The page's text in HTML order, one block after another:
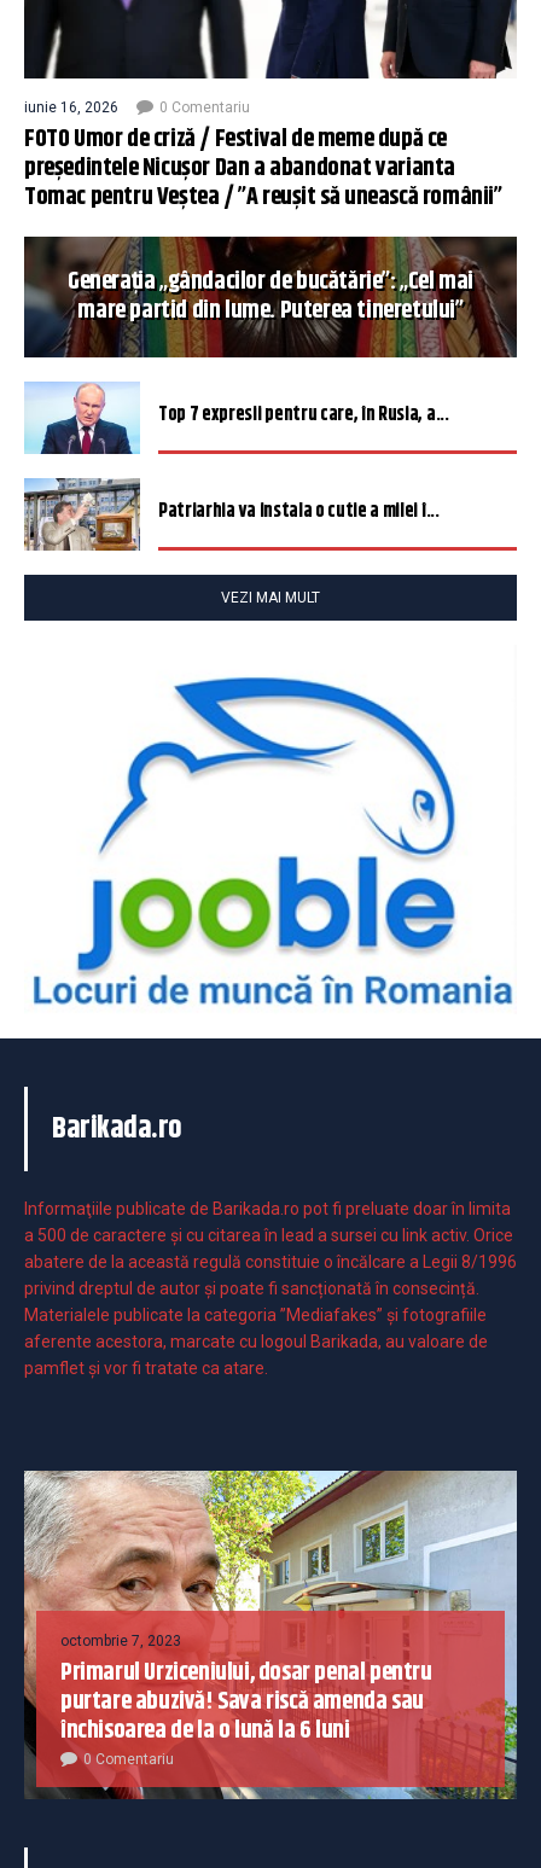
iunie 16, 2026 0 Comentariu
FOTO Umor de criză / Festival de meme după ce
președintele Nicușor Dan a abandonat varianta
Tomac pentru Veștea / ”A reușit să unească românii”
Generația „gândacilor de bucătărie”: „Cel mai
mare partid din lume. Puterea tineretului”
Top 7 expresii pentru care, în Rusia, a...
Patriarhia va instala o cutie a milei î...
VEZI MAI MULT
Barikada.ro
Informaţiile publicate de Barikada.ro pot fi preluate doar în limita
a 500 de caractere şi cu citarea în lead a sursei cu link activ. Orice
abatere de la această regulă constituie o încălcare a Legii 8/1996
privind dreptul de autor și poate fi sancționată în consecință.
Materialele publicate la categoria ”Mediafakes” și fotografiile
aferente acestora, marcate cu logoul Barikada, au valoare de
pamflet și vor fi tratate ca atare.
octombrie 7, 2023
Primarul Urziceniului, dosar penal pentru
purtare abuzivă! Sava riscă amenda sau
închisoarea de la o lună la 6 luni
0 Comentariu